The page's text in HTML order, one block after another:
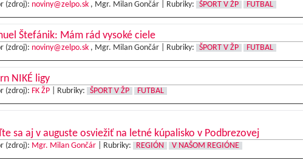
(zdroj): noviny@zelpo.sk, Mgr. Milan Gončár | Rubriky: ŠPORT V ŽP FUTBAL
Štefánik: Mám rád vysoké ciele
(zdroj): noviny@zelpo.sk, Mgr. Milan Gončár | Rubriky: ŠPORT V ŽP FUTBAL
NIKÉ ligy
(zdroj): FK ŽP| Rubriky: ŠPORT V ŽP FUTBAL
sa aj v auguste osviežiť na letné kúpalisko v Podbrezovej
(zdroj): Mgr. Milan Gončár| Rubriky: REGIÓN V NAŠOM REGIÓNE